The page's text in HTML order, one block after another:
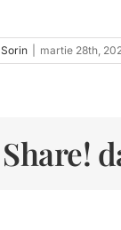
Sorin martie 28th,
Share!